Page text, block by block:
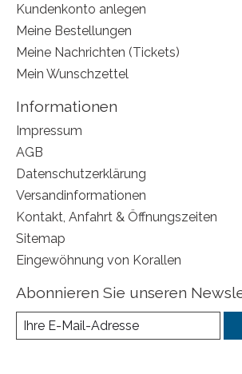
Kundenkonto anlegen
Meine Bestellungen
Meine Nachrichten (Tickets)
Mein Wunschzettel
Informationen
Impressum
AGB
Datenschutzerklärung
Versandinformationen
Kontakt, Anfahrt & Öffnungszeiten
Sitemap
Eingewöhnung von Korallen
Abonnieren Sie unseren